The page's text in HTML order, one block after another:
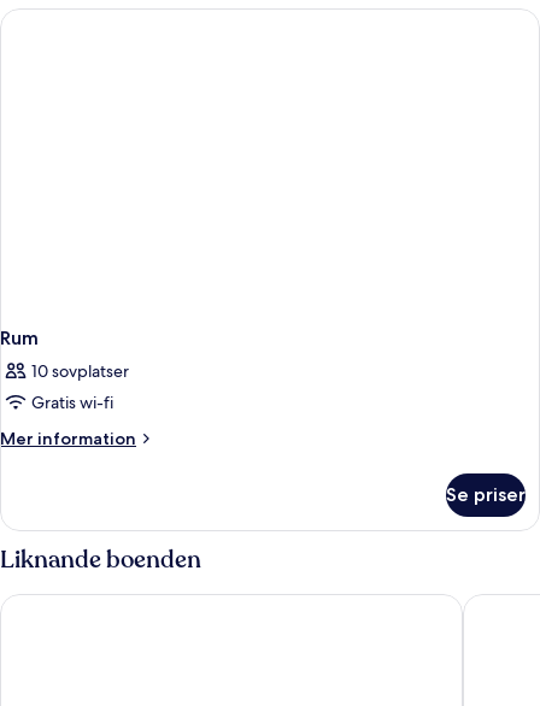
Rum
10 sovplatser
Gratis wi-fi
Mer information
Mer
Se priser
Liknande boenden
Aira Bangkok Sukhumvit 11 by Kingston Hotels Solitaire